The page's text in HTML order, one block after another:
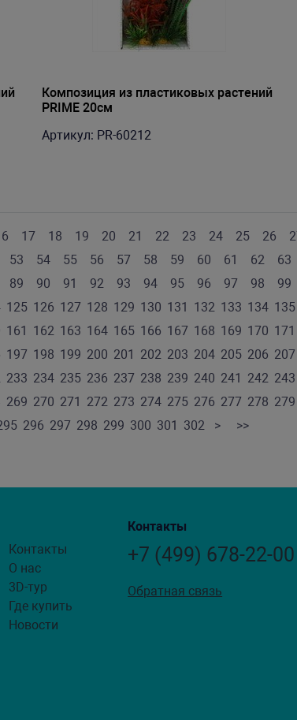
Композиция из пластиковых растений
PRIME 20см
Артикул: PR-60212
17 18 19 20 21 22 23 24 25 26
53 54 55 56 57 58 59 60 61 62 63
89 90 91 92 93 94 95 96 97 98 99
125 126 127 128 129 130 131 132 133 134 135
161 162 163 164 165 166 167 168 169 170 171
197 198 199 200 201 202 203 204 205 206 207
233 234 235 236 237 238 239 240 241 242 243
269 270 271 272 273 274 275 276 277 278 279
296 297 298 299 300 301 302 > >>
Контакты
О нас
3D-тур
Где купить
Новости
Контакты
+7 (499) 678-22-00
Обратная связь